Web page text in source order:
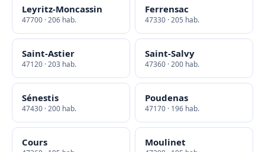
Leyritz-Moncassin
47700 · 206 hab.
Ferrensac
47330 · 205 hab.
Saint-Astier
47120 · 203 hab.
Saint-Salvy
47360 · 200 hab.
Sénestis
47430 · 200 hab.
Poudenas
47170 · 196 hab.
Cours Moulinet